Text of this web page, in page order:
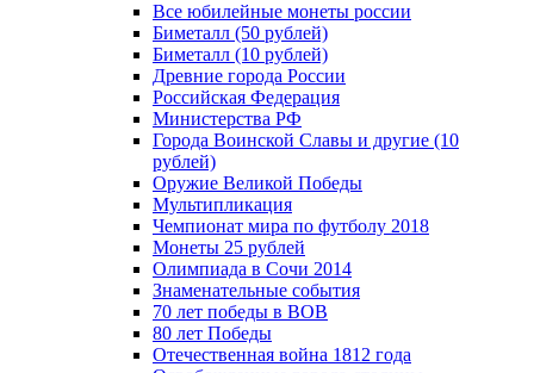
Все юбилейные монеты россии
Биметалл (50 рублей)
Биметалл (10 рублей)
Древние города России
Российская Федерация
Министерства РФ
Города Воинской Славы и другие (10
рублей)
Оружие Великой Победы
Мультипликация
Чемпионат мира по футболу 2018
Монеты 25 рублей
Олимпиада в Сочи 2014
Знаменательные события
70 лет победы в ВОВ
80 лет Победы
Отечественная война 1812 года